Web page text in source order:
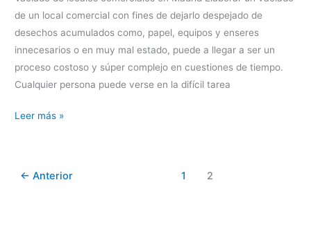
de un local comercial con fines de dejarlo despejado de
desechos acumulados como, papel, equipos y enseres
innecesarios o en muy mal estado, puede a llegar a ser un
proceso costoso y súper complejo en cuestiones de tiempo.
Cualquier persona puede verse en la difícil tarea
Vaciado
Leer más »
← Anterior 1 2